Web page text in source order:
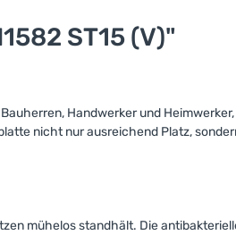
ST15 (V)"
Handwerker und
nicht nur ausreichend Platz,
mühelos standhält. Die